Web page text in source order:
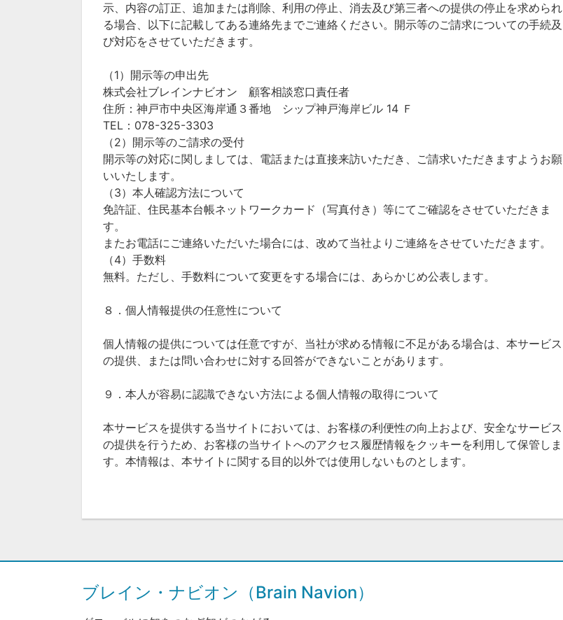
示、内容の訂正、追加または削除、利用の停止、消去及び第三者への提供の停止を求められ
る場合、以下に記載してある連絡先までご連絡ください。開示等のご請求についての手続及
び対応をさせていただきます。
（1）開示等の申出先
株式会社ブレインナビオン 顧客相談窓口責任者
住所：神戸市中央区海岸通３番地 シップ神戸海岸ビル 14 Ｆ
TEL：078-325-3303
（2）開示等のご請求の受付
開示等の対応に関しましては、電話または直接来訪いただき、ご請求いただきますようお願
いいたします。
（3）本人確認方法について
免許証、住民基本台帳ネットワークカード（写真付き）等にてご確認をさせていただきま
す。
またお電話にご連絡いただいた場合には、改めて当社よりご連絡をさせていただきます。
（4）手数料
無料。ただし、手数料について変更をする場合には、あらかじめ公表します。
８．個人情報提供の任意性について
個人情報の提供については任意ですが、当社が求める情報に不足がある場合は、本サービス
の提供、または問い合わせに対する回答ができないことがあります。
９．本人が容易に認識できない方法による個人情報の取得について
本サービスを提供する当サイトにおいては、お客様の利便性の向上および、安全なサービス
の提供を行うため、お客様の当サイトへのアクセス履歴情報をクッキーを利用して保管しま
す。本情報は、本サイトに関する目的以外では使用しないものとします。
ブレイン・ナビオン（Brain Navion）